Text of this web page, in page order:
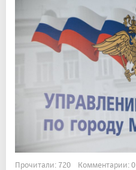
Прочитали: 720 Комментарии: 0